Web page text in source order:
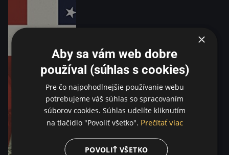
×
Aby sa vám web dobre
používal (súhlas s cookies)
Pre čo najpohodlnejšie používanie webu
potrebujeme váš súhlas so spracovaním
súborov cookies. Súhlas udelíte kliknutím
na tlačidlo "Povoliť všetko". Prečítať viac
POVOLIŤ VŠETKO